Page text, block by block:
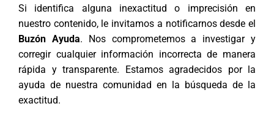
Si identifica alguna inexactitud o imprecisión en
nuestro contenido, le invitamos a notificarnos desde el
Buzón Ayuda. Nos comprometemos a investigar y
corregir cualquier información incorrecta de manera
rápida y transparente. Estamos agradecidos por la
ayuda de nuestra comunidad en la búsqueda de la
exactitud.